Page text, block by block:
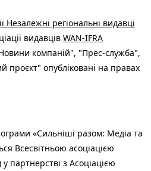
Незалежні регіональні видавці
видавців WAN-IFRA
компаній", "Прес-служба",
проєкт" опубліковані на правах
«Сильніші разом: Медіа та
Всесвітньою асоціацією
партнерстві з Асоціацією